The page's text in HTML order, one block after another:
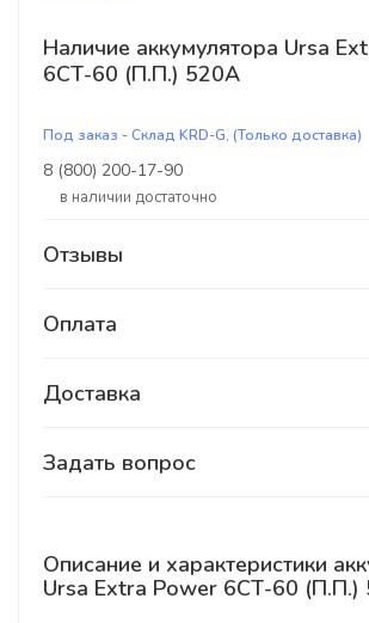
Наличие аккумулятора Ursa
6СТ-60 (П.П.) 520А
Под заказ - Склад KRD-G, (Только доставка)
8 (800) 200-17-90
В наличии достаточно
Отзывы
Оплата
Доставка
Задать вопрос
Описание и характеристики
Ursa Extra Power 6СТ-60 (П.П.)